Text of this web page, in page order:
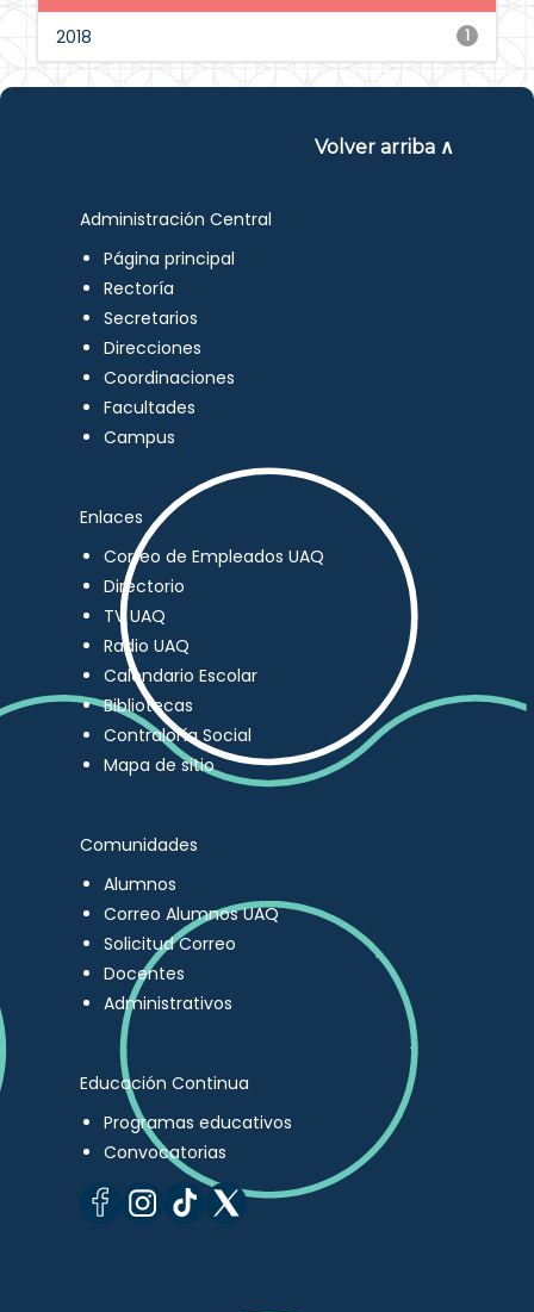
1
2018
Volver arriba ∧
Administración Central
Página principal
Rectoría
Secretarios
Direcciones
Coordinaciones
Facultades
Campus
Enlaces
Correo de Empleados UAQ
Directorio
TV UAQ
Radio UAQ
Calendario Escolar
Bibliotecas
Contraloría Social
Mapa de sitio
Comunidades
Alumnos
Correo Alumnos UAQ
Solicitud Correo
Docentes
Administrativos
Educación Continua
Programas educativos
Convocatorias